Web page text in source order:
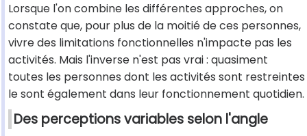
Lorsque l'on combine les différentes approches, on
constate que, pour plus de la moitié de ces personnes,
vivre des limitations fonctionnelles n'impacte pas les
activités. Mais l'inverse n'est pas vrai : quasiment
toutes les personnes dont les activités sont restreintes
le sont également dans leur fonctionnement quotidien.
Des perceptions variables selon l'angle